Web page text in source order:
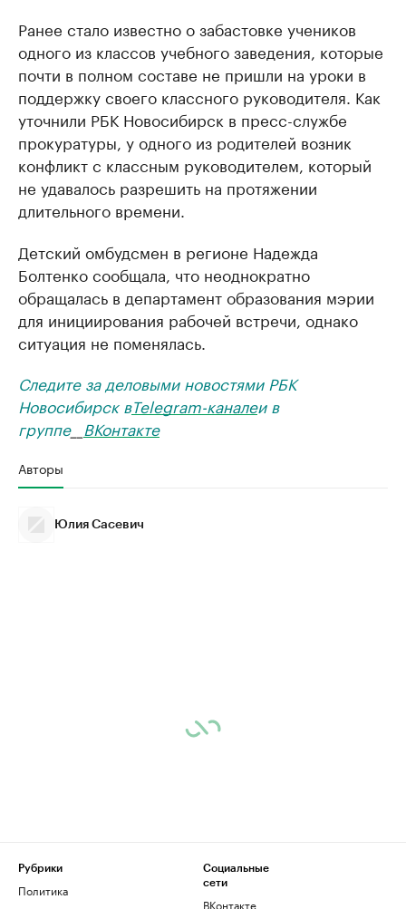
Ранее стало известно о забастовке учеников
одного из классов учебного заведения, которые
почти в полном составе не пришли на уроки в
поддержку своего классного руководителя. Как
уточнили РБК Новосибирск в пресс-службе
прокуратуры, у одного из родителей возник
конфликт с классным руководителем, который
не удавалось разрешить на протяжении
длительного времени.
Детский омбудсмен в регионе Надежда
Болтенко сообщала, что неоднократно
обращалась в департамент образования мэрии
для инициирования рабочей встречи, однако
ситуация не поменялась.
Следите за деловыми новостями РБК
Новосибирск вTelegram-каналеи в
группе__ ВКонтакте
Авторы
Юлия Сасевич
Рубрики
Политика
Социальные
сети
ВКонтакте